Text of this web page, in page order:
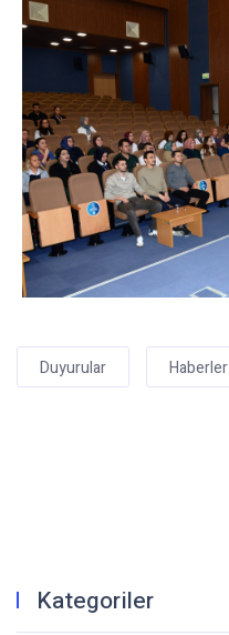
Duyurular Haberler
Kategoriler